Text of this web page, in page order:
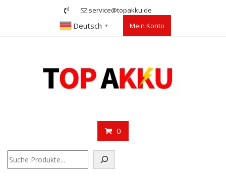
service@topakku.de
Deutsch ▼ Mein Konto
0